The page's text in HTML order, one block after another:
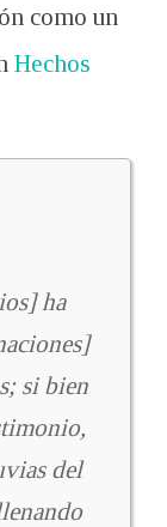
como un
Hechos
ha
si bien
del